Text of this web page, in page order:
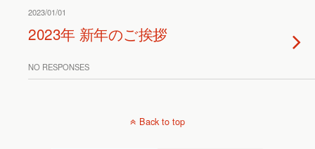
2023/01/01
2023年 新年のご挨拶
NO RESPONSES
Back to top